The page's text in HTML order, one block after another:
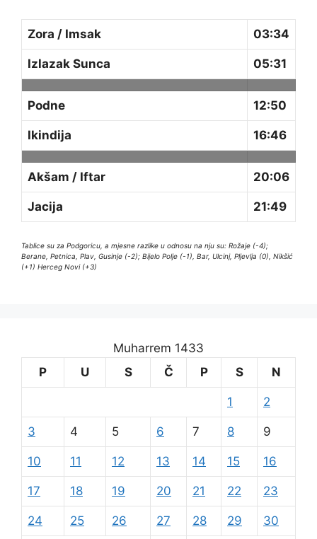
Zora / Imsak 03:34
Izlazak Sunca 05:31
Podne 12:50
Ikindija 16:46
Akšam / Iftar 20:06
Jacija 21:49
Tablice su za Podgoricu, a mjesne razlike u odnosu na nju su: Rožaje (-4);
Berane, Petnica, Plav, Gusinje (-2); Bijelo Polje (-1), Bar, Ulcinj, Pljevlja (0), Nikšić
(+1) Herceg Novi (+3)
Muharrem 1433
P
U S Č P S N
1 2
3 4 5 6 7 8 9
10 11 12 13 14 15 16
17 18 19 20 21 22 23
24 25 26 27 28 29 30